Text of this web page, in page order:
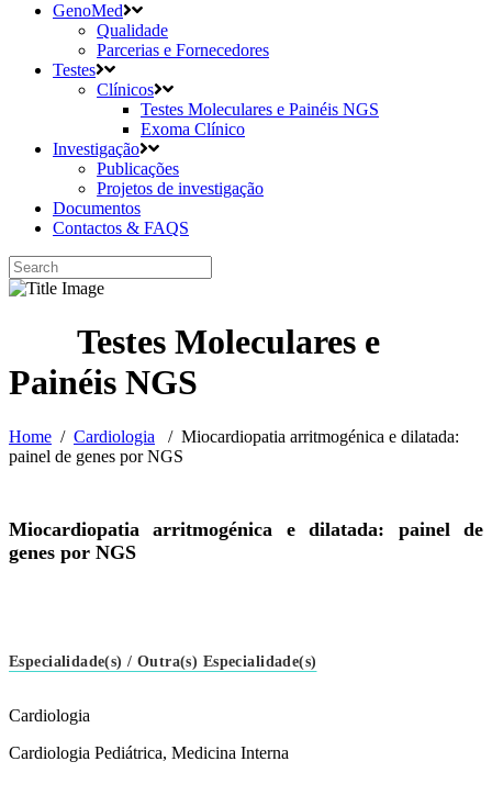
GenoMed
Qualidade
Parcerias e Fornecedores
Testes
Clínicos
Testes Moleculares e Painéis NGS
Exoma Clínico
Investigação
Publicações
Projetos de investigação
Documentos
Contactos & FAQS
Home / Cardiologia / Miocardiopatia arritmogénica e dilatada:
painel de genes por NGS
Miocardiopatia arritmogénica e dilatada: painel de
genes por NGS
Especialidade(s) / Outra(s) Especialidade(s)
Cardiologia
Cardiologia Pediátrica, Medicina Interna